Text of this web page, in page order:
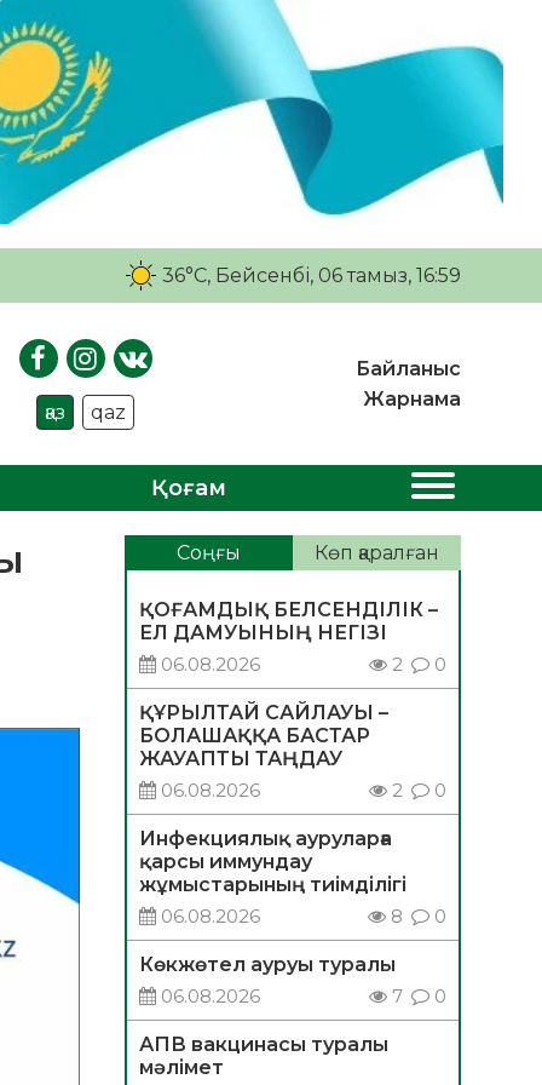
36°C, Бейсенбі, 06 тамыз, 16:59
қаз qaz
Байланыс
Жарнама
Қоғам
Соңғы Көп қаралған
ҚОҒАМДЫҚ БЕЛСЕНДІЛІК –
ЕЛ ДАМУЫНЫҢ НЕГІЗІ
06.08.2026
2 0
ҚҰРЫЛТАЙ САЙЛАУЫ –
БОЛАШАҚҚА БАСТАР
ЖАУАПТЫ ТАҢДАУ
06.08.2026
2 0
Инфекциялық ауруларға
қарсы иммундау
жұмыстарының тиімділігі
06.08.2026
8 0
Көкжөтел ауруы туралы
06.08.2026
7 0
АПВ вакцинасы туралы
мәлімет